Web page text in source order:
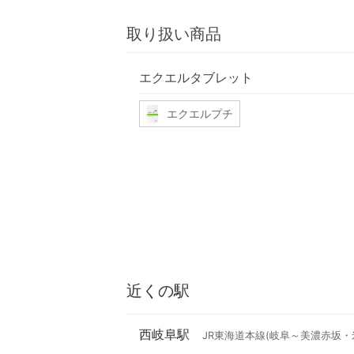
取り扱い商品
エクエルタブレット
エクエルプチ
近くの駅
西岐阜駅 JR東海道本線(岐阜～美濃赤坂